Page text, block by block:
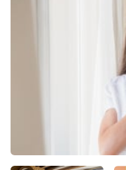
Sledujte
Sledujte nás